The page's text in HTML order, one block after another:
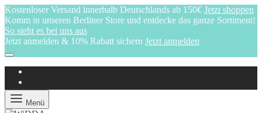
Kostenloser Versand innerhalb Deutschlands ab 150€ Jetzt shoppen
Komm in unseren Berliner Store und entdecke das ganze Sortiment!
So sieht es bei uns aus
Jetzt anmelden & 10% Rabatt sichern Jetzt anmelden
Menü